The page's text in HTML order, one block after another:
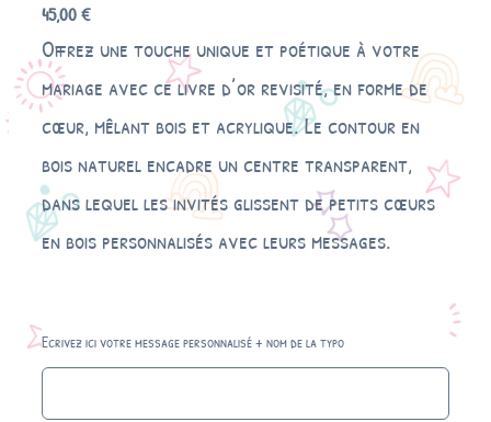
45,00€
Offrez une touche unique et poétique à votre
mariage avec ce livre d’or revisité, en forme de
cœur, mêlant bois et acrylique. Le contour en
bois naturel encadre un centre transparent,
dans lequel les invités glissent de petits cœurs
en bois personnalisés avec leurs messages.
Ecrivez ici votre message personnalisé + nom de la typo